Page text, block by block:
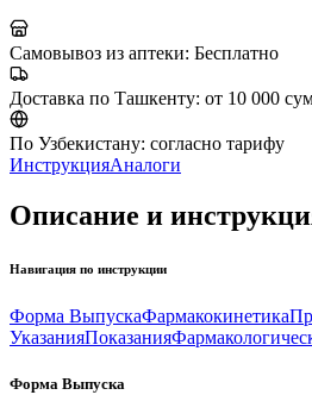
Самовывоз из аптеки: Бесплатно
Доставка по Ташкенту: от 10 000
По Узбекистану: согласно тарифу
ИнструкцияАналоги
Описание и
Навигация по инструкции
Форма ВыпускаФармакокинетика
УказанияПоказания
Форма Выпуска